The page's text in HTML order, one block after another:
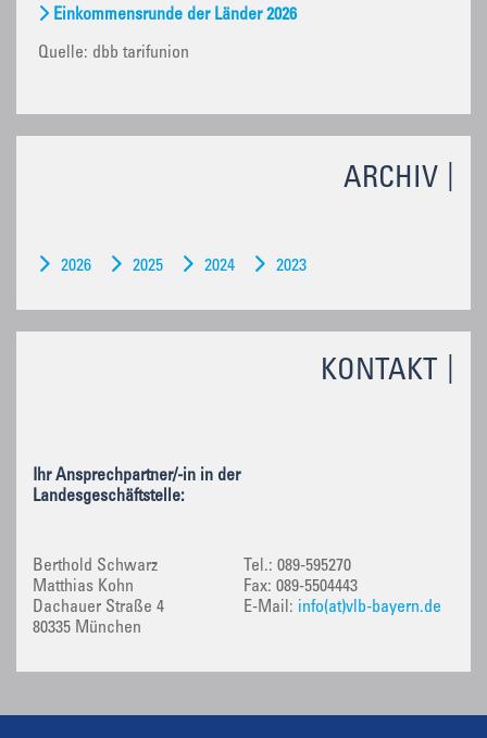
ARCHIV
2026 2025 2024 2023
KONTAKT
Ihr Ansprechpartner/-in in der
Landesgeschäftstelle:
Berthold Schwarz
Matthias Kohn
Dachauer Straße 4
80335 München
Tel.: 089-595270
Fax: 089-5504443
E-Mail: info(at)vlb-bayern.de
Einkommensrunde der Länder 2026
Quelle: dbb tarifunion